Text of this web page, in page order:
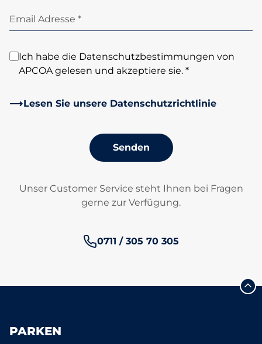
Email Adresse *
Ich habe die Datenschutzbestimmungen von
APCOA gelesen und akzeptiere sie. *
Lesen Sie unsere Datenschutzrichtlinie
Senden
Unser Customer Service steht Ihnen bei Fragen
gerne zur Verfügung.
Telefonnummer:
0711 / 305 70 305
PARKEN